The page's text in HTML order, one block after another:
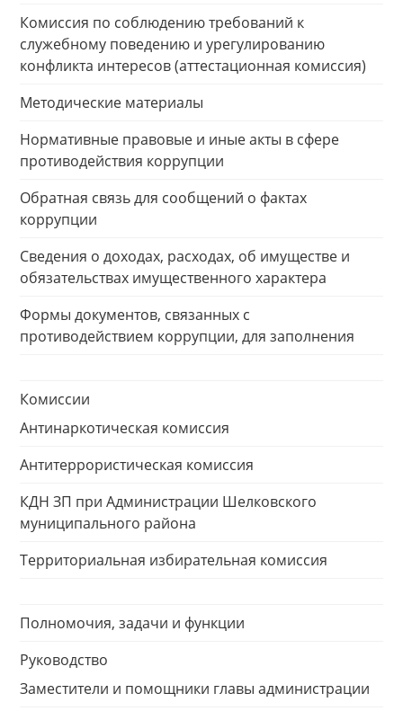
Комиссия по соблюдению требований к
служебному поведению и урегулированию
конфликта интересов (аттестационная комиссия)
Методические материалы
Нормативные правовые и иные акты в сфере
противодействия коррупции
Обратная связь для сообщений о фактах
коррупции
Сведения о доходах, расходах, об имуществе и
обязательствах имущественного характера
Формы документов, связанных с
противодействием коррупции, для заполнения
Комиссии
Антинаркотическая комиссия
Антитеррористическая комиссия
КДН ЗП при Администрации Шелковского
муниципального района
Территориальная избирательная комиссия
Полномочия, задачи и функции
Руководство
Заместители и помощники главы администрации